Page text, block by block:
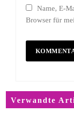
Name, E-
Browser für
Verwandte